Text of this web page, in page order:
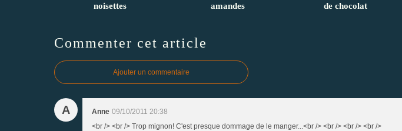
noisettes
amandes
de chocolat
Commenter cet article
Ajouter un commentaire
A Anne 09/10/2011 20:38
<br /> <br /> Trop mignon! C'est presque dommage de le manger...<br /> <br /> <br /> <br />